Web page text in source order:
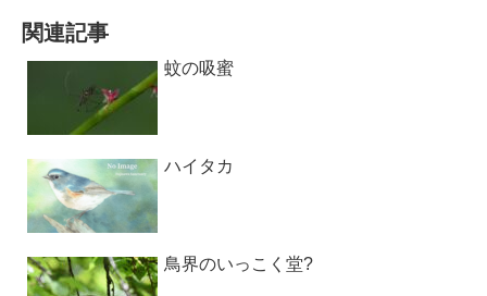
関連記事
蚊の吸蜜
ハイタカ
鳥界のいっこく堂?